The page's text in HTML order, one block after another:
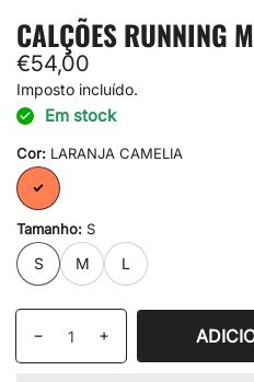
CALÇÕES RUNNING
Preço
normal
€54,00
Imposto incluído.
Em stock
Cor: LARANJA CAMELIA
LARANJA
CAMELIA
Tamanho: S
S M L
Diminuir
quantidade
Aumentar
a